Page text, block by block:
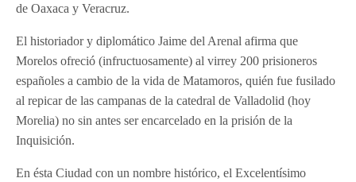
de Oaxaca y Veracruz.
El historiador y diplomático Jaime del Arenal afirma que
Morelos ofreció (infructuosamente) al virrey 200 prisioneros
españoles a cambio de la vida de Matamoros, quién fue fusilado
al repicar de las campanas de la catedral de Valladolid (hoy
Morelia) no sin antes ser encarcelado en la prisión de la
Inquisición.
En ésta Ciudad con un nombre histórico, el Excelentísimo